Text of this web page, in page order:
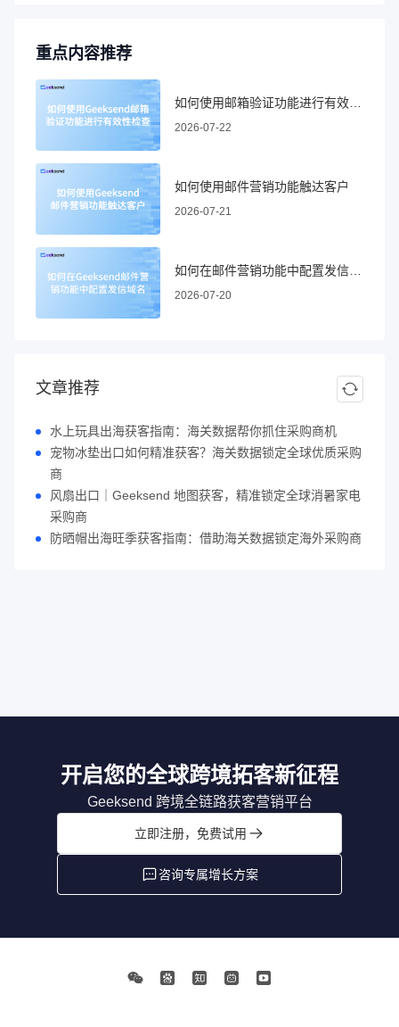
重点内容推荐
2026-07-22
如何使用邮件营销功能触达客户
2026-07-21
2026-07-20
文章推荐
水上玩具出海获客指南：海关数据帮你抓住采购商机
宠物冰垫出口如何精准获客？海关数据锁定全球优质采购
商
风扇出口｜Geeksend 地图获客，精准锁定全球消暑家电
采购商
防晒帽出海旺季获客指南：借助海关数据锁定海外采购商
开启您的全球跨境拓客新征程
Geeksend 跨境全链路获客营销平台
立即注册，免费试用
咨询专属增长方案